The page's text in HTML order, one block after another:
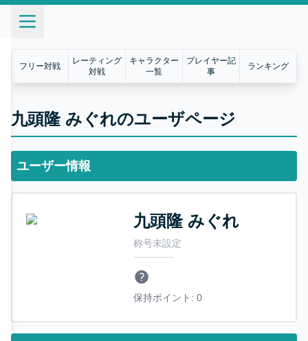
フリー対戦
レーティング
対戦
キャラクター
一覧
プレイヤー記
事
ランキング
九頭隆 みぐれのユーザページ
ユーザー情報
九頭隆 みぐれ
称号未設定
保持ポイント: 0